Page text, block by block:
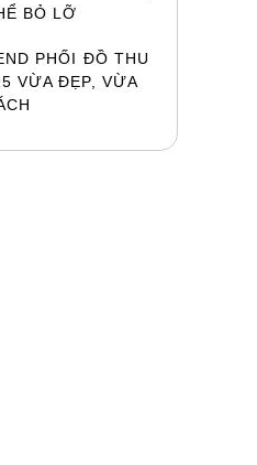
BỎ LỠ
PHỐI ĐỒ THU
VỪA ĐẸP, VỪA